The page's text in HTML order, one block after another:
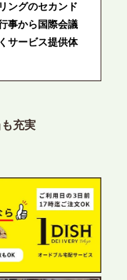
ングのセカンド
事から国際会議
サービス提供体
ングのセカンド
ー・ケータリン
親睦が、配属後
縁日気分を味わ
開始
充実